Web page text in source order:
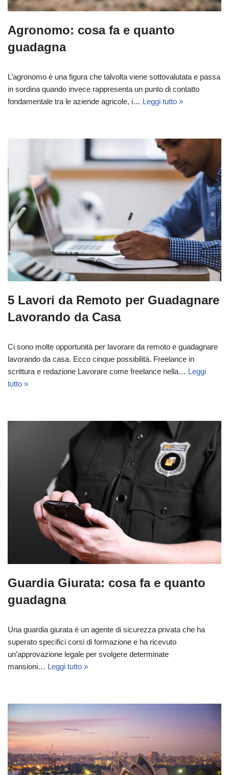
Agronomo: cosa fa e quanto
guadagna
L’agronomo è una figura che talvolta viene sottovalutata e passa
in sordina quando invece rappresenta un punto di contatto
fondamentale tra le aziende agricole, i… Leggi tutto »
5 Lavori da Remoto per Guadagnare
Lavorando da Casa
Ci sono molte opportunità per lavorare da remoto e guadagnare
lavorando da casa. Ecco cinque possibilità. Freelance in
scrittura e redazione Lavorare come freelance nella… Leggi
tutto »
Guardia Giurata: cosa fa e quanto
guadagna
Una guardia giurata è un agente di sicurezza privata che ha
superato specifici corsi di formazione e ha ricevuto
un’approvazione legale per svolgere determinate
mansioni… Leggi tutto »